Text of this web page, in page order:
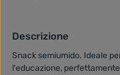
Descrizione
Snack semiumido. Ideale
l'educazione,